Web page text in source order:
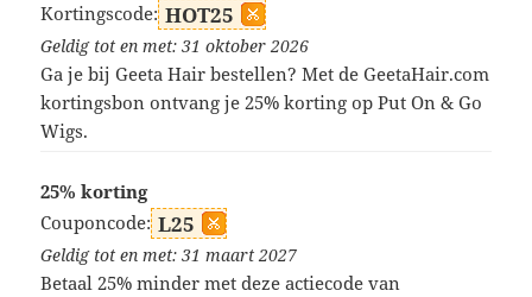
Kortingscode: HOT25
Geldig tot en met: 31 oktober 2026
Ga je bij Geeta Hair bestellen? Met de GeetaHair.com
kortingsbon ontvang je 25% korting op Put On & Go
Wigs.
25% korting
Couponcode: L25
Geldig tot en met: 31 maart 2027
Betaal 25% minder met deze actiecode van